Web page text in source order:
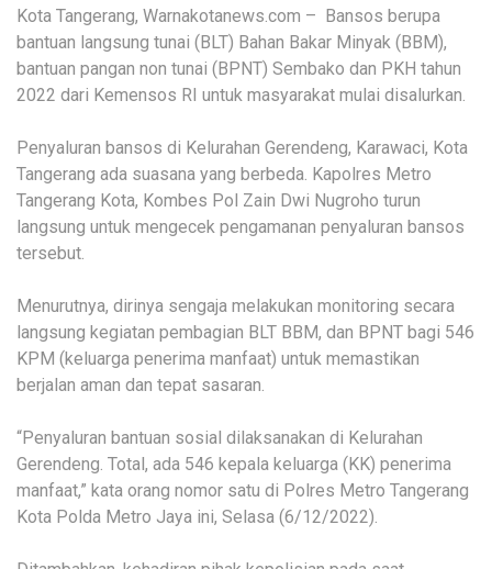
Kota Tangerang, Warnakotanews.com – Bansos berupa
bantuan langsung tunai (BLT) Bahan Bakar Minyak (BBM),
bantuan pangan non tunai (BPNT) Sembako dan PKH tahun
2022 dari Kemensos RI untuk masyarakat mulai disalurkan.
Penyaluran bansos di Kelurahan Gerendeng, Karawaci, Kota
Tangerang ada suasana yang berbeda. Kapolres Metro
Tangerang Kota, Kombes Pol Zain Dwi Nugroho turun
langsung untuk mengecek pengamanan penyaluran bansos
tersebut.
Menurutnya, dirinya sengaja melakukan monitoring secara
langsung kegiatan pembagian BLT BBM, dan BPNT bagi 546
KPM (keluarga penerima manfaat) untuk memastikan
berjalan aman dan tepat sasaran.
“Penyaluran bantuan sosial dilaksanakan di Kelurahan
Gerendeng. Total, ada 546 kepala keluarga (KK) penerima
manfaat,” kata orang nomor satu di Polres Metro Tangerang
Kota Polda Metro Jaya ini, Selasa (6/12/2022).